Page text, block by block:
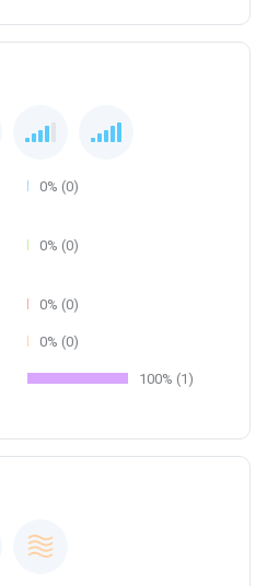
0% (0)
0% (0)
0% (0)
0% (0)
100% (1)